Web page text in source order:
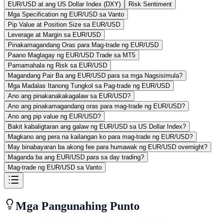
EUR/USD at ang US Dollar Index (DXY)
Risk Sentiment
Mga Specification ng EUR/USD sa Vanto
Pip Value at Position Size sa EUR/USD
Leverage at Margin sa EUR/USD
Pinakamagandang Oras para Mag-trade ng EUR/USD
Paano Maglagay ng EUR/USD Trade sa MT5
Pamamahala ng Risk sa EUR/USD
Magandang Pair Ba ang EUR/USD para sa mga Nagsisimula?
Mga Madalas Itanong Tungkol sa Pag-trade ng EUR/USD
Ano ang pinakanakakagalaw sa EUR/USD?
Ano ang pinakamagandang oras para mag-trade ng EUR/USD?
Ano ang pip value ng EUR/USD?
Bakit kabaligtaran ang galaw ng EUR/USD sa US Dollar Index?
Magkano ang pera na kailangan ko para mag-trade ng EUR/USD?
May binabayaran ba akong fee para humawak ng EUR/USD overnight?
Maganda ba ang EUR/USD para sa day trading?
Mag-trade ng EUR/USD sa Vanto
Mga Pangunahing Punto